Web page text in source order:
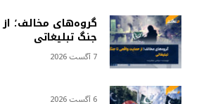
گروه‌های مخالف؛
جنگ تبلیغاتی
7 آگست 2026
6 آگست 2026